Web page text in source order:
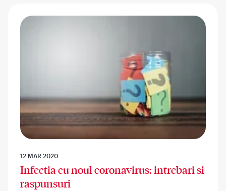
12 MAR 2020
Infectia cu noul coronavirus: intrebari si
raspunsuri